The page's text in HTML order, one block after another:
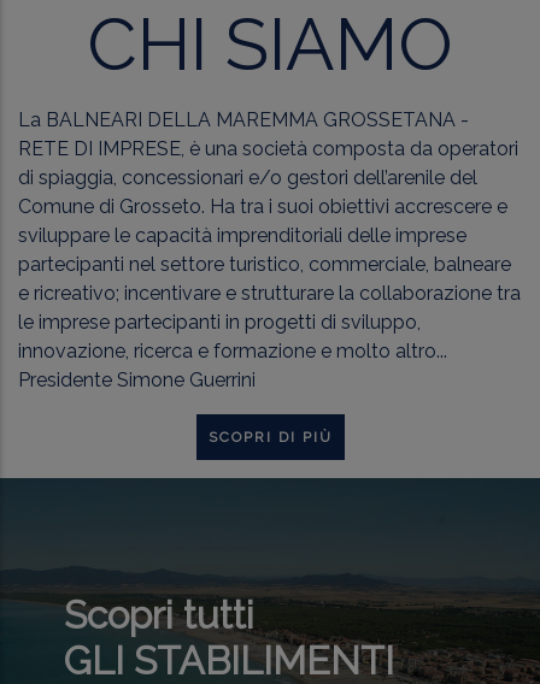
CHI SIAMO
La BALNEARI DELLA MAREMMA GROSSETANA -
RETE DI IMPRESE, è una società composta da operatori
di spiaggia, concessionari e/o gestori dell’arenile del
Comune di Grosseto. Ha tra i suoi obiettivi accrescere e
sviluppare le capacità imprenditoriali delle imprese
partecipanti nel settore turistico, commerciale, balneare
e ricreativo; incentivare e strutturare la collaborazione tra
le imprese partecipanti in progetti di sviluppo,
innovazione, ricerca e formazione e molto altro...
Presidente Simone Guerrini
SCOPRI DI PIÙ
Scopri tutti
GLI STABILIMENTI